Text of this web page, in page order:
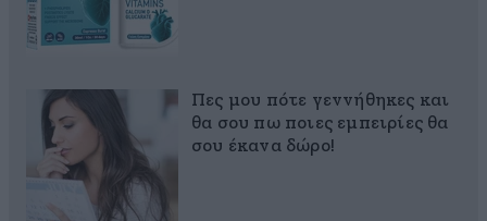
Πες μου πότε γεννήθηκες και
θα σου πω ποιες εμπειρίες θα
σου έκανα δώρο!